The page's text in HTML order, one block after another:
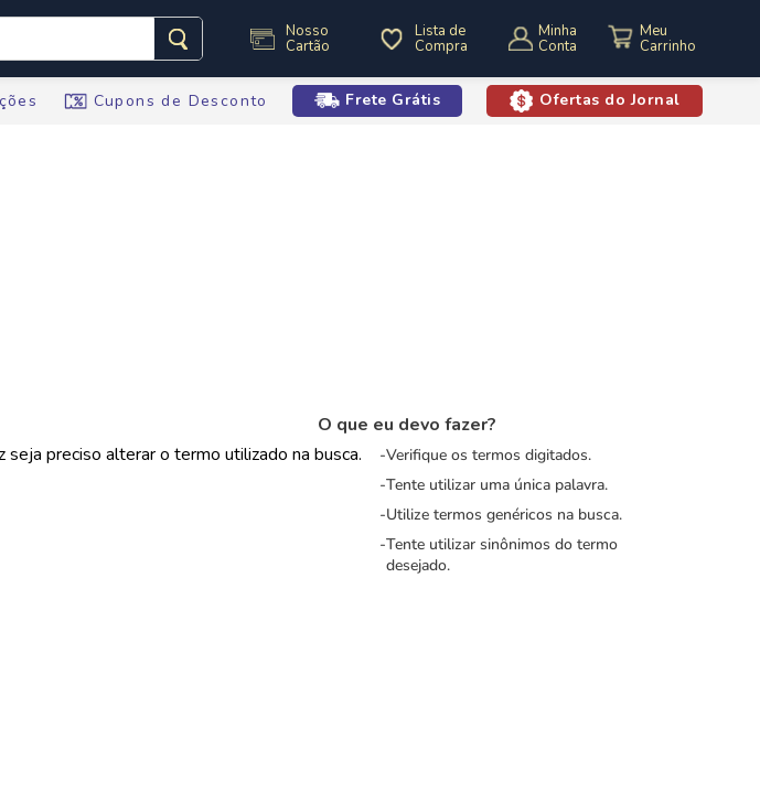
Nosso
Cartão
Lista de
Compra
Minha
Conta
Cupons de Desconto Frete Grátis Ofertas do Jornal
seja preciso alterar o termo utilizado na busca.
O que eu devo fazer?
Verifique os termos digitados.
Tente utilizar uma única palavra.
Utilize termos genéricos na busca.
Tente utilizar sinônimos do termo
desejado.